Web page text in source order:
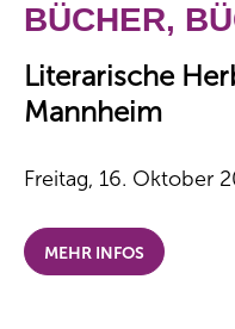
BÜCHER,
Literarische
Mannheim
Freitag, 16. Oktober
MEHR INFOS